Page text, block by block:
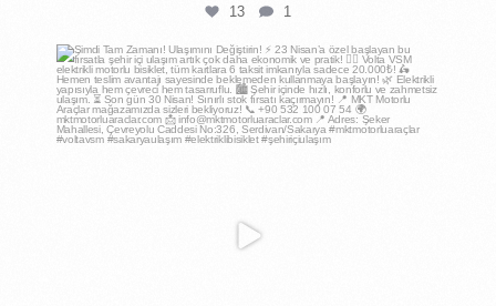
13 1
mktmotorluaraclar
Nis 15